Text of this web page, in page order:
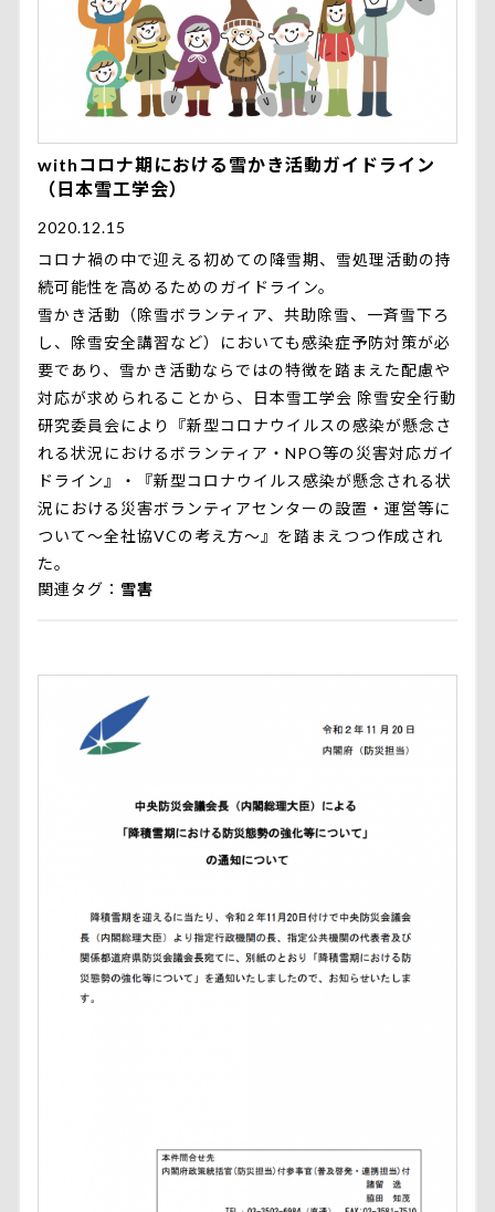
withコロナ期における雪かき活動ガイドライン
（日本雪工学会）
2020.12.15
コロナ禍の中で迎える初めての降雪期、雪処理活動の持
続可能性を高めるためのガイドライン。
雪かき活動（除雪ボランティア、共助除雪、一斉雪下ろ
し、除雪安全講習など）においても感染症予防対策が必
要であり、雪かき活動ならではの特徴を踏まえた配慮や
対応が求められることから、日本雪工学会 除雪安全行動
研究委員会により『新型コロナウイルスの感染が懸念さ
れる状況におけるボランティア・NPO等の災害対応ガイ
ドライン』・『新型コロナウイルス感染が懸念される状
況における災害ボランティアセンターの設置・運営等に
ついて〜全社協VCの考え方〜』を踏まえつつ作成され
た。
関連タグ
雪害